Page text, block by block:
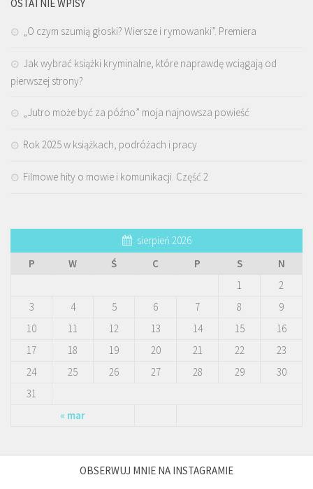
OSTATNIE WPISY
„O czym szumią głoski? Wiersze i rymowanki”. Premiera
Jak wybrać książki kryminalne, które naprawdę wciągają od
pierwszej strony?
„Jutro może być za późno” moja najnowsza powieść
Rok 2025 w książkach, podróżach i pracy
Filmowe hity o mowie i komunikacji. Część 2
sierpień 2026
P
W Ś C P S N
« mar
1
2
3
4 5 6 7 8
9
10
11 12 13 14 15
16
17
18 19 20 21 22
23
24
25 26 27 28 29
30
31
OBSERWUJ MNIE NA INSTAGRAMIE